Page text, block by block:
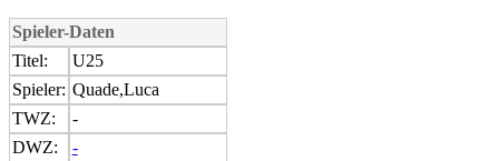
Spieler-Daten
Titel:
U25
Spieler: Quade,Luca
TWZ:
-
DWZ:
-